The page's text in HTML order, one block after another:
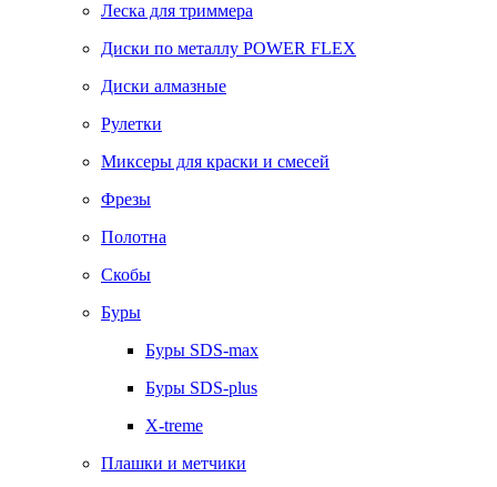
Леска для триммера
Диски по металлу POWER FLEX
Диски алмазные
Рулетки
Миксеры для краски и смесей
Фрезы
Полотна
Скобы
Буры
Буры SDS-max
Буры SDS-plus
X-treme
Плашки и метчики